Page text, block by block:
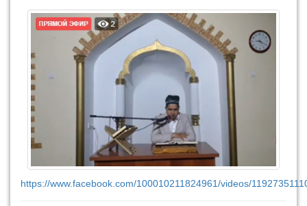
https://www.facebook.com/100010211824961/videos/